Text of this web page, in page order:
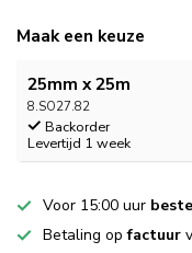
Maak een keuze
25mm x 25m
8.SO27.82
Backorder
Levertijd 1 week
Voor 15:00 uur
Betaling opfactuur